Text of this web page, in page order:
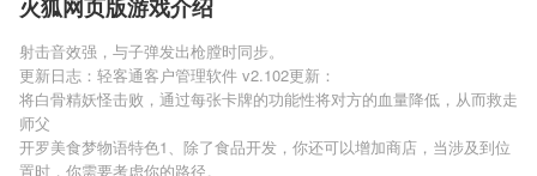
火狐网页版游戏介绍
射击音效强，与子弹发出枪膛时同步。
更新日志：轻客通客户管理软件 v2.102更新：
将白骨精妖怪击败，通过每张卡牌的功能性将对方的血量降低，从而救走
师父
开罗美食梦物语特色1、除了食品开发，你还可以增加商店，当涉及到位
置时，你需要考虑你的路径。